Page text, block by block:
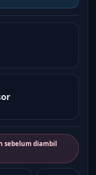
sebelum diambil